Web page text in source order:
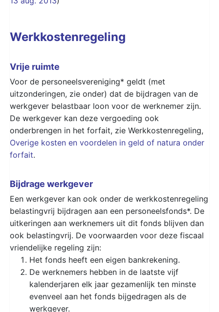
Werkkostenregeling
Vrije ruimte
Voor de personeelsvereniging* geldt (met
uitzonderingen, zie onder) dat de bijdragen van de
werkgever belastbaar loon voor de werknemer zijn.
De werkgever kan deze vergoeding ook
onderbrengen in het forfait, zie Werkkostenregeling,
Overige kosten en voordelen in geld of natura onder
forfait.
Bijdrage werkgever
Een werkgever kan ook onder de werkkostenregeling
belastingvrij bijdragen aan een personeelsfonds*. De
uitkeringen aan werknemers uit dit fonds blijven dan
ook belastingvrij. De voorwaarden voor deze fiscaal
vriendelijke regeling zijn:
Het fonds heeft een eigen bankrekening.
De werknemers hebben in de laatste vijf
kalenderjaren elk jaar gezamenlijk ten minste
evenveel aan het fonds bijgedragen als de
werkgever.